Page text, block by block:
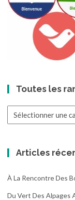
Toutes les
Articles
À La Rencontre Des
Du Vert Des Alpages